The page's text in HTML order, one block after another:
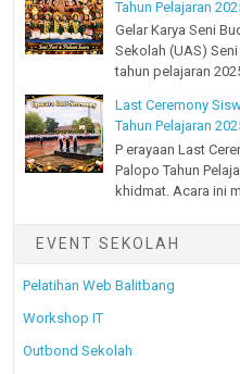
Tahun Pelajaran
Gelar Karya Seni
Sekolah (UAS)
tahun pelajaran
Last Ceremony
Tahun Pelajaran
P erayaan Last
Palopo Tahun
khidmat. Acara ini
EVENT SEKOLAH
Pelatihan Web Balitbang
Workshop IT
Outbond Sekolah